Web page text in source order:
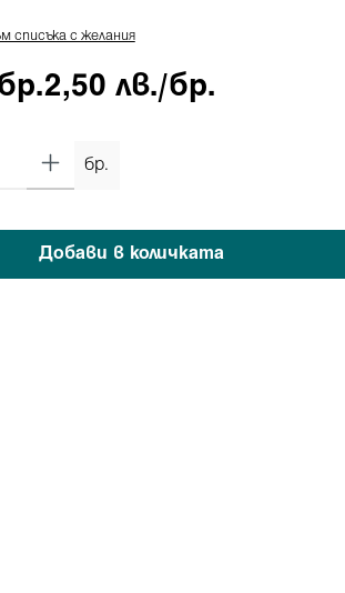
списъка с желания
2,50 лв./бр.
бр.
Добави в количката